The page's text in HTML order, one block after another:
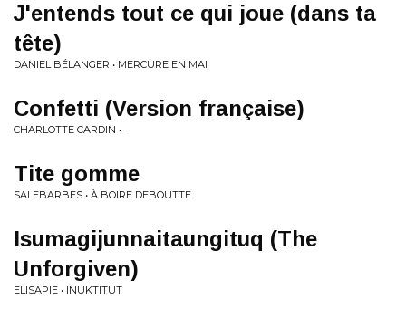
J'entends tout ce qui joue (dans ta
tête)
DANIEL BÉLANGER • MERCURE EN MAI
Confetti (Version française)
CHARLOTTE CARDIN • -
Tite gomme
SALEBARBES • À BOIRE DEBOUTTE
Isumagijunnaitaungituq (The
Unforgiven)
ELISAPIE • INUKTITUT